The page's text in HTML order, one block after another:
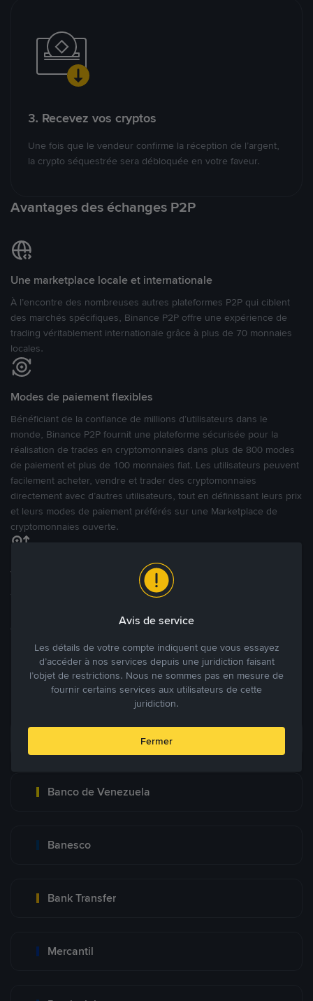
3. Recevez vos cryptos
Une fois que le vendeur confirme la réception de l’argent,
la crypto séquestrée sera débloquée en votre faveur.
Avantages des échanges P2P
Une marketplace locale et internationale
À l’encontre des nombreuses autres plateformes P2P qui ciblent
des marchés spécifiques, Binance P2P offre une expérience de
trading véritablement internationale grâce à plus de 70 monnaies
locales.
Modes de paiement flexibles
Bénéficiant de la confiance de millions d’utilisateurs dans le
monde, Binance P2P fournit une plateforme sécurisée pour la
réalisation de trades en cryptomonnaies dans plus de 800 modes
de paiement et plus de 100 monnaies fiat. Les utilisateurs peuvent
facilement acheter, vendre et trader des cryptomonnaies
directement avec d’autres utilisateurs, tout en définissant leurs prix
et leurs modes de paiement préférés sur une Marketplace de
cryptomonnaies ouverte.
Tradez à des prix avantageux pour vous
Tradez des cryptos en étant libres d’acheter et de vendre à votre
des annonces commerciales pour fixer vos propres prix.
Blog P2P Voir plus
Principaux modes de paiement
Banco de Venezuela
Banesco
Bank Transfer
Mercantil
Avis de service
Les détails de votre compte indiquent que vous essayez
d’accéder à nos services depuis une juridiction faisant
l’objet de restrictions. Nous ne sommes pas en mesure de
fournir certains services aux utilisateurs de cette
juridiction.
Fermer